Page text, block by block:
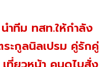
ำทีม ทสท.ให้กำลัง
ะกูลนิลเปรม คู่รักคู่